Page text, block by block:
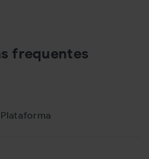
17/06/2026
frequentes